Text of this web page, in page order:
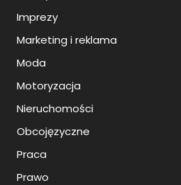
Imprezy
Marketing i reklama
Moda
Motoryzacja
Nieruchomości
Obcojęzyczne
Praca
Prawo